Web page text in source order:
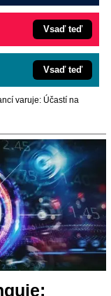
Vsaď teď
Vsaď teď
varuje: Účastí na